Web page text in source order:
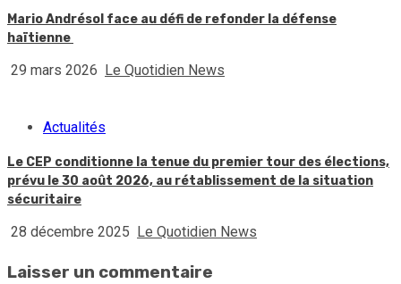
Mario Andrésol face au défi de refonder la défense
haïtienne
29 mars 2026 Le Quotidien News
Actualités
Le CEP conditionne la tenue du premier tour des élections,
prévu le 30 août 2026, au rétablissement de la situation
sécuritaire
28 décembre 2025 Le Quotidien News
Laisser un commentaire